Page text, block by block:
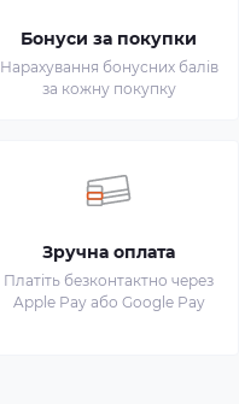
Бонуси за покупки
Нарахування бонусних балів
за кожну покупку
Зручна оплата
Платіть безконтактно через
Apple Pay або Google Pay